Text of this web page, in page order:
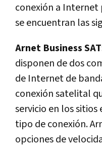
conexión a Internet
se encuentran las
Arnet Business SAT
disponen de dos
de Internet de
conexión satelital
servicio en los
tipo de conexión.
opciones de